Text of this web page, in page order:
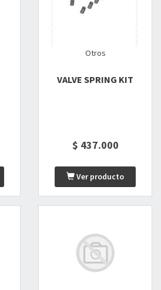
Otros
VALVE SPRING KIT
$ 437.000
Ver producto